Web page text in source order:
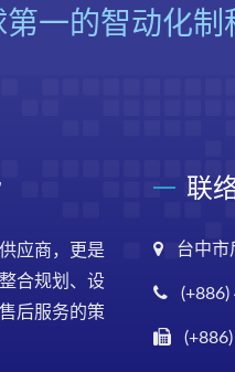
一的智动化制
应商，更是
合规划、设
后服务的策
联
台中市